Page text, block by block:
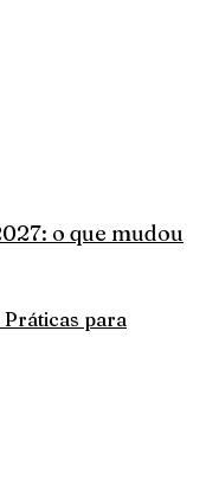
o que mudou